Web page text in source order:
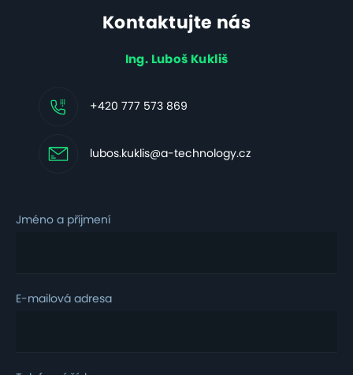
Kontaktujte nás
Ing. Luboš Kukliš
+420 777 573 869
lubos.kuklis@a-technology.cz
Jméno a příjmení
E-mailová adresa